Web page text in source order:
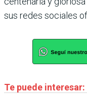
sus redes sociales
Te puede